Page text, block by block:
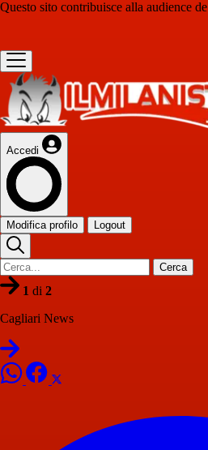
Questo sito contribuisce alla audience de
Accedi
Modifica profilo Logout
Cerca
1 di 2
Cagliari News